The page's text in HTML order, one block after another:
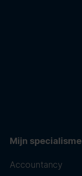
Mijn specialisme
Accountancy